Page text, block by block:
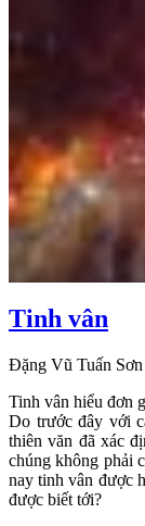
Tinh vân
Đặng Vũ Tuấn Sơn
Tinh vân hiểu đơn
Do trước đây với
thiên văn đã xác
chúng không phải
nay tinh vân được
được biết tới?